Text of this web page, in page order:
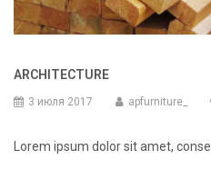
ARCHITECTURE
3 июля 2017 apfurniture_
Lorem ipsum dolor sit amet,